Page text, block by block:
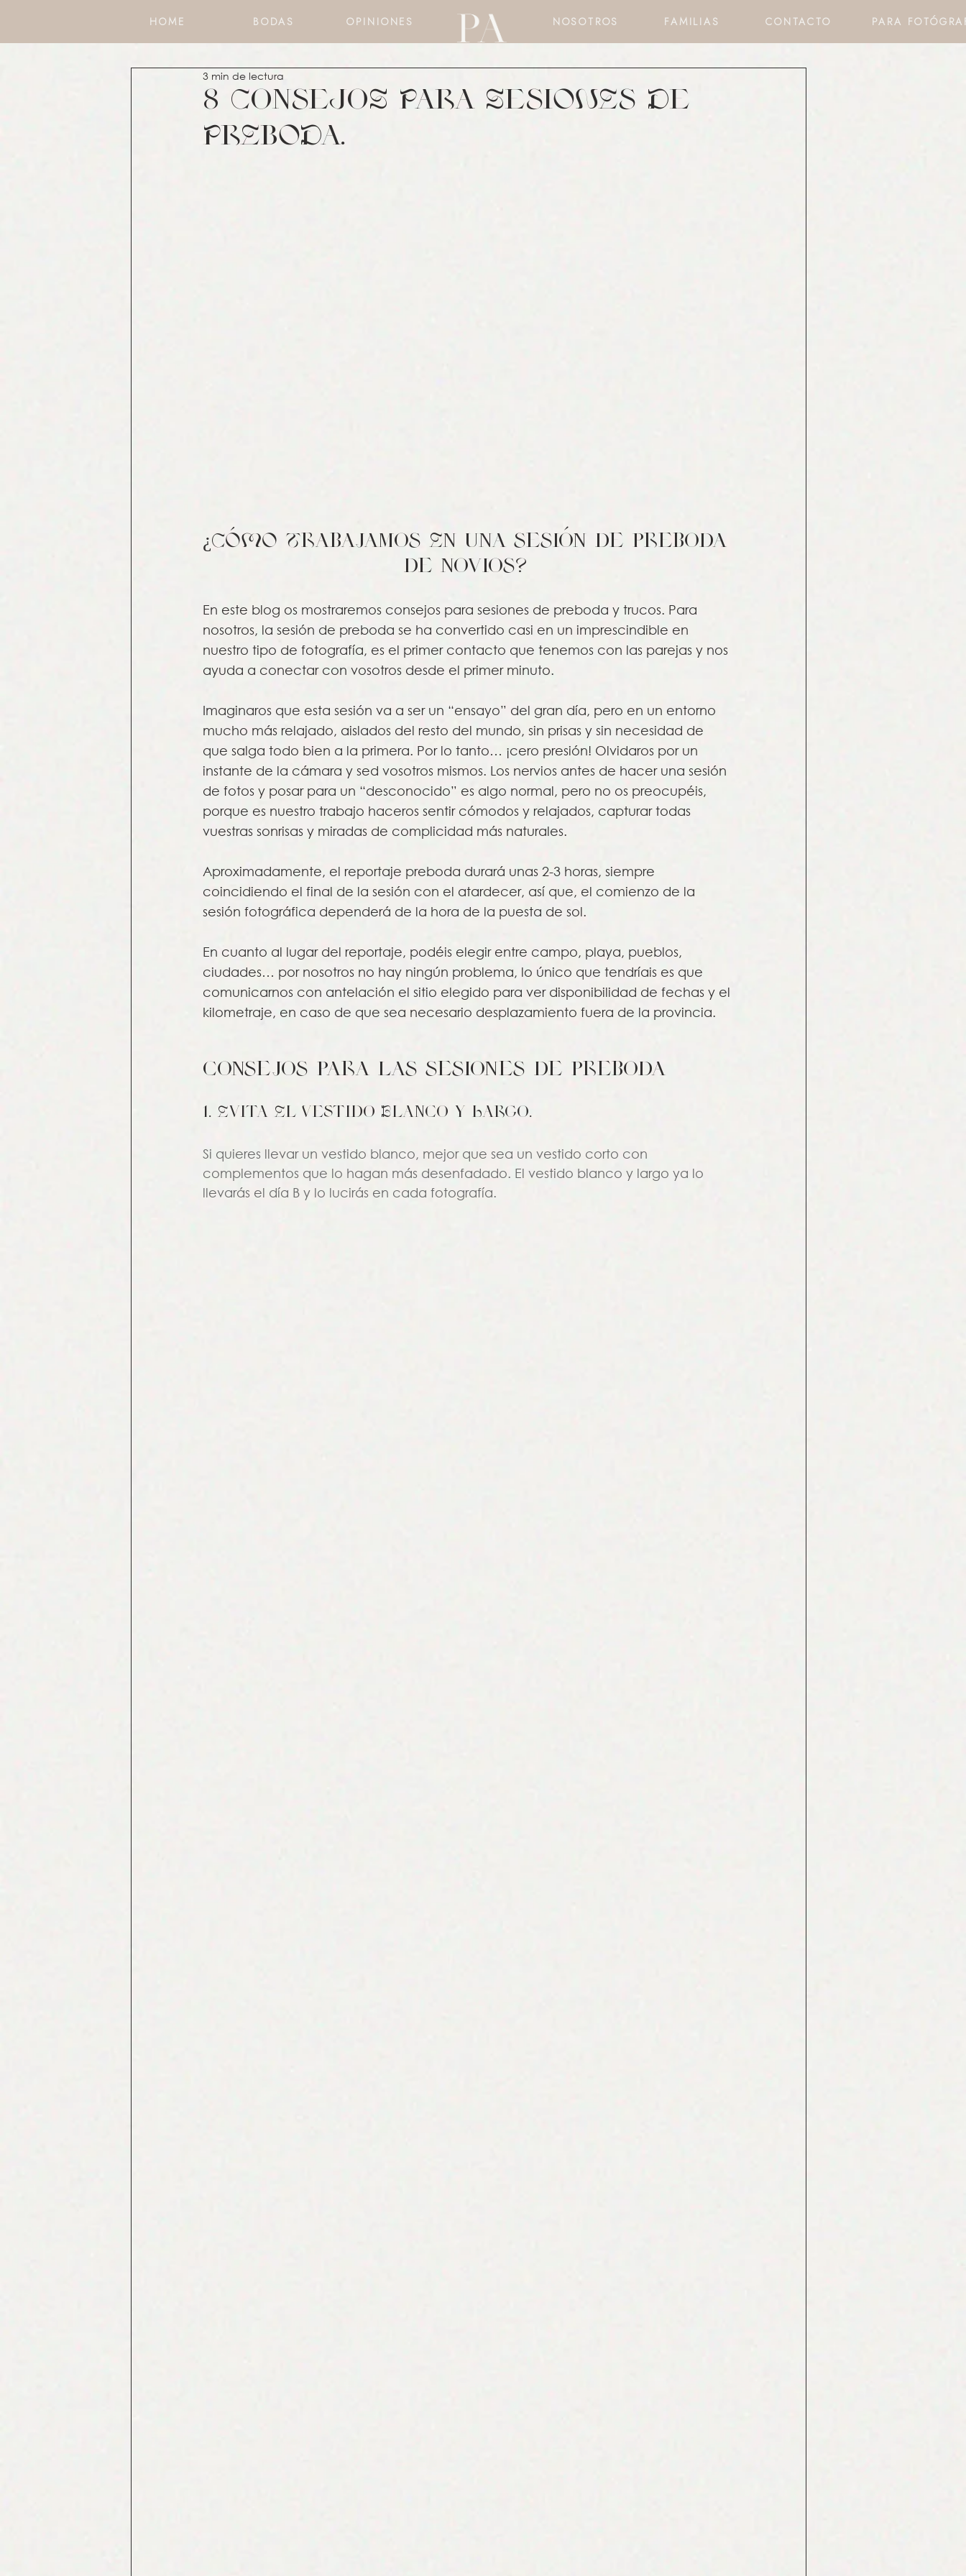
HOME BODAS OPINIONES NOSOTROS FAMILIAS CONTACTO PARA
8 ConseJoS Para SesIONEs De
PrEbODa.
3 min de lectura
¿CÓMO Trabajamos En una sesión de preboda
de novios?
En este blog os mostraremos consejos para sesiones de preboda y trucos. Para
nosotros, la sesión de preboda se ha convertido casi en un imprescindible en
nuestro tipo de fotografía, es el primer contacto que tenemos con las parejas y nos
ayuda a conectar con vosotros desde el primer minuto.
Imaginaros que esta sesión va a ser un “ensayo” del gran día, pero en un entorno
mucho más relajado, aislados del resto del mundo, sin prisas y sin necesidad de
que salga todo bien a la primera. Por lo tanto… ¡cero presión! Olvidaros por un
instante de la cámara y sed vosotros mismos. Los nervios antes de hacer una sesión
de fotos y posar para un “desconocido” es algo normal, pero no os preocupéis,
porque es nuestro trabajo haceros sentir cómodos y relajados, capturar todas
vuestras sonrisas y miradas de complicidad más naturales.
Aproximadamente, el reportaje preboda durará unas 2-3 horas, siempre
coincidiendo el final de la sesión con el atardecer, así que, el comienzo de la
sesión fotográfica dependerá de la hora de la puesta de sol.
En cuanto al lugar del reportaje, podéis elegir entre campo, playa, pueblos,
ciudades… por nosotros no hay ningún problema, lo único que tendríais es que
comunicarnos con antelación el sitio elegido para ver disponibilidad de fechas y el
kilometraje, en caso de que sea necesario desplazamiento fuera de la provincia.
consejos para las sesiones de preboda
1. Evita El Vestido Blanco y Largo.
Si quieres llevar un vestido blanco, mejor que sea un vestido corto con
complementos que lo hagan más desenfadado. El vestido blanco y largo ya lo
llevarás el día B y lo lucirás en cada fotografía.